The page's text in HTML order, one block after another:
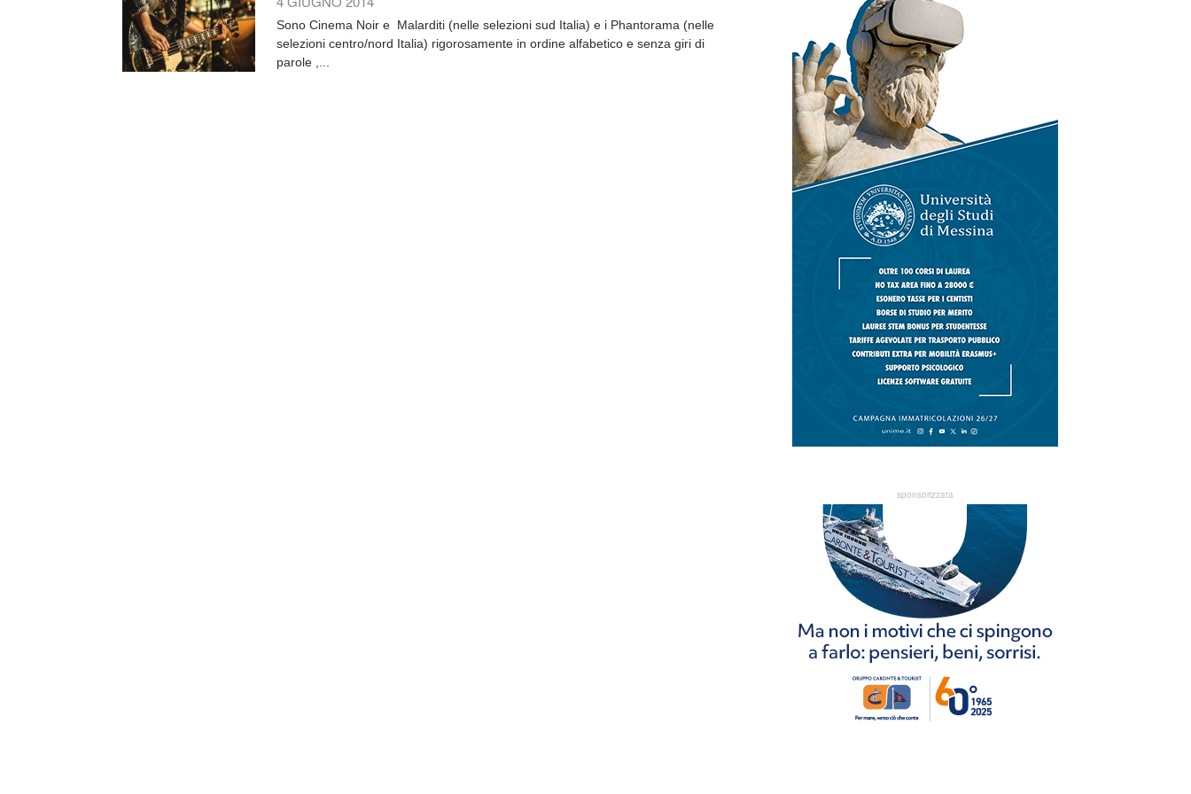
Sono Cinema Noir e Malarditi (nelle selezioni sud Italia) e i Phantorama (nelle
selezioni centro/nord Italia) rigorosamente in ordine alfabetico e senza giri di
parole ,...
sponsorizzata